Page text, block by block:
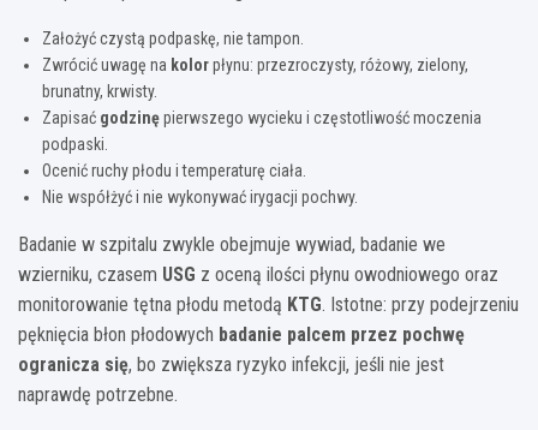
Założyć czystą podpaskę, nie tampon.
Zwrócić uwagę na kolorpłynu: przezroczysty, różowy, zielony,
brunatny, krwisty.
Zapisać godzinępierwszego wycieku i częstotliwość moczenia
podpaski.
Ocenić ruchy płodu i temperaturę ciała.
Nie współżyć i nie wykonywać irygacji pochwy.
Badanie w szpitalu zwykle obejmuje wywiad, badanie we
wzierniku, czasem USG z oceną ilości płynu owodniowego oraz
monitorowanie tętna płodu metodą KTG. Istotne: przy podejrzeniu
pęknięcia błon płodowych badanie palcem przez pochwę
ogranicza się, bo zwiększa ryzyko infekcji, jeśli nie jest
naprawdę potrzebne.